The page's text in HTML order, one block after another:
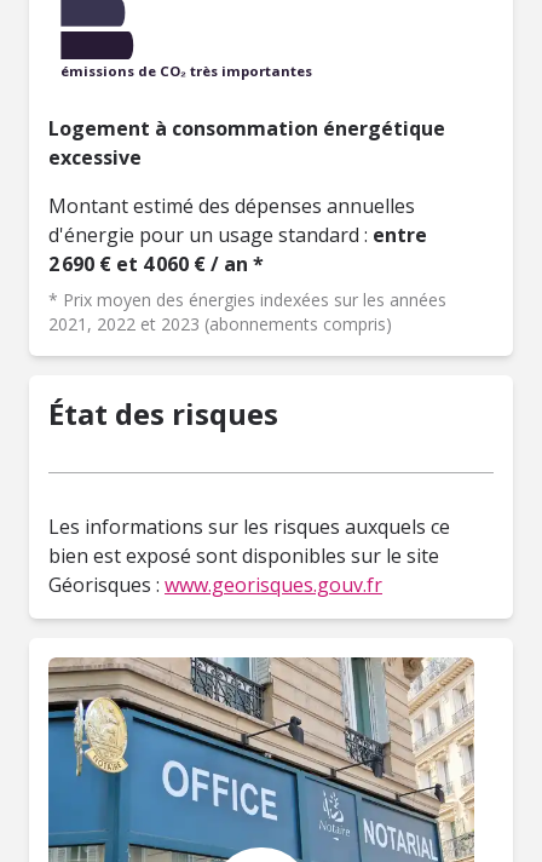
émissions de CO₂ très importantes
Logement à consommation énergétique
excessive
Montant estimé des dépenses annuelles
d'énergie pour un usage standard : entre
2 690 € et 4 060 € / an *
* Prix moyen des énergies indexées sur les années
2021, 2022 et 2023 (abonnements compris)
État des risques
Les informations sur les risques auxquels ce
bien est exposé sont disponibles sur le site
Géorisques : www.georisques.gouv.fr